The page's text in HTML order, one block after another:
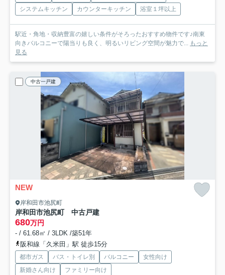
システムキッチン
カウンターキッチン 浴室１坪以上
駅近・角地・収納豊富の嬉しい条件がそろったおすすめ物件です♪南東
向きバルコニーで陽当りも良く、明るいリビング空間が魅力で... もっと
見る
中古一戸建
NEW
岸和田市池尻町
岸和田市池尻町 中古戸建
680万円
- / 61.68㎡ / 3LDK /築51年
阪和線「久米田」駅 徒歩15分
都市ガス バス・トイレ別 バルコニー
女性向け
新婚さん向け
ファミリー向け